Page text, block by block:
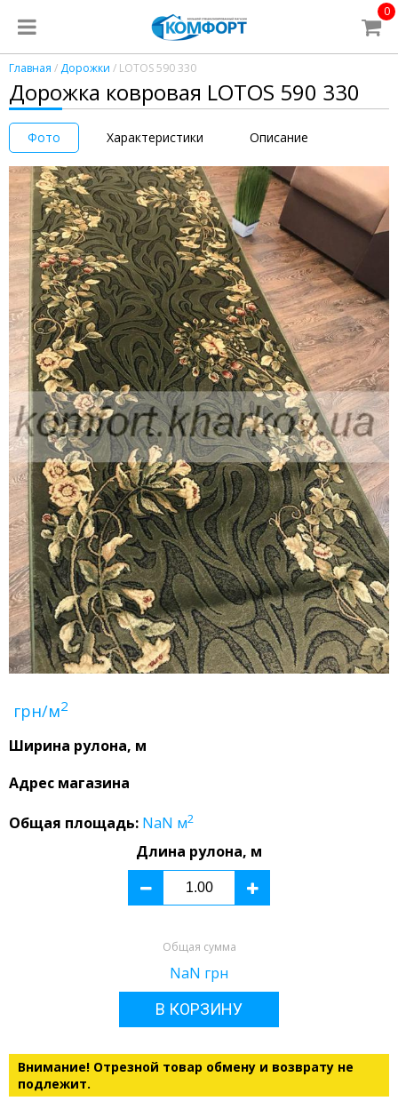
0
Главная / Дорожки / LOTOS 590 330
Дорожка ковровая LOTOS 590 330
Фото Характеристики Описание
грн/м2
Ширина рулона, м
Адрес магазина
Общая площадь: NaN м2
Длина рулона, м
Общая сумма
NaN грн
В КОРЗИНУ
Внимание! Отрезной товар обмену и возврату не
подлежит.